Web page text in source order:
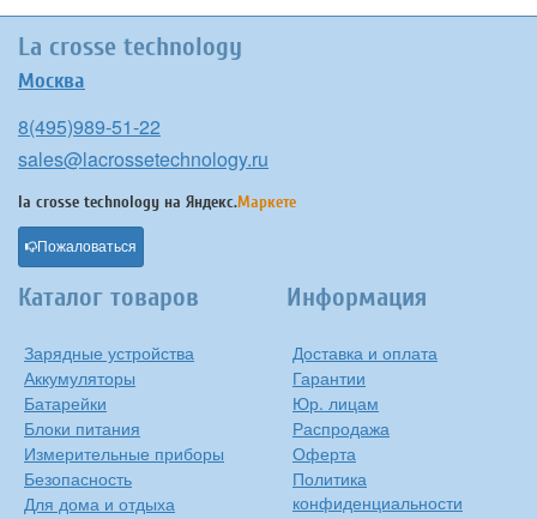
La crosse technology
Москва
8(495)989-51-22
sales@lacrossetechnology.ru
la crosse technology на Яндекс.Маркете
Пожаловаться
Каталог товаров
Зарядные устройства
Аккумуляторы
Батарейки
Блоки питания
Измерительные приборы
Безопасность
Для дома и отдыха
Информация
Доставка и оплата
Гарантии
Юр. лицам
Распродажа
Оферта
Политика
конфиденциальности